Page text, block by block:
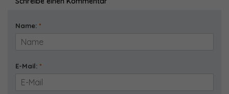
Name: *
E-Mail: *